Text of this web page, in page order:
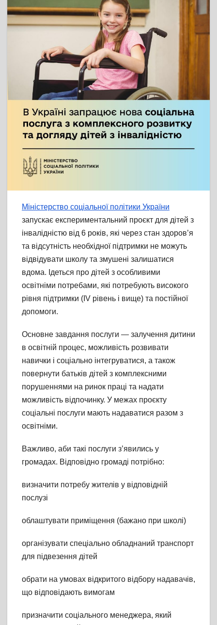
Міністерство соціальної політики України
запускає експериментальний проєкт для дітей з
інвалідністю від 6 років, які через стан здоров’я
та відсутність необхідної підтримки не можуть
відвідувати школу та змушені залишатися
вдома. Ідеться про дітей з особливими
освітніми потребами, які потребують високого
рівня підтримки (IV рівень і вище) та постійної
допомоги.
Основне завдання послуги — залучення дитини
в освітній процес, можливість розвивати
навички і соціально інтегруватися, а також
повернути батьків дітей з комплексними
порушеннями на ринок праці та надати
можливість відпочинку. У межах проєкту
соціальні послуги мають надаватися разом з
освітніми.
Важливо, аби такі послуги з’явились у
громадах. Відповідно громаді потрібно:
визначити потребу жителів у відповідній
послузі
облаштувати приміщення (бажано при школі)
організувати спеціально обладнаний транспорт
для підвезення дітей
обрати на умовах відкритого відбору надавачів,
що відповідають вимогам
призначити соціального менеджера, який